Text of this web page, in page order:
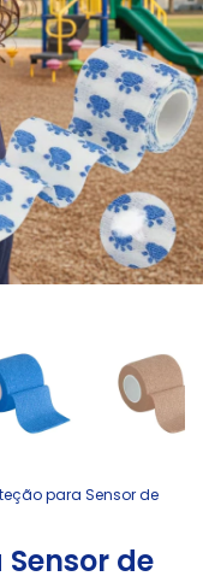
para Sensor de
de